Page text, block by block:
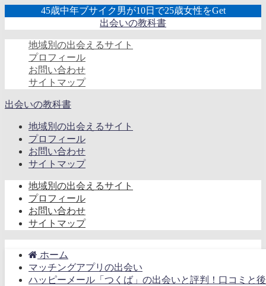
45歳中年ブサイク男が10日で25歳女性をGet
出会いの教科書
地域別の出会えるサイト
プロフィール
お問い合わせ
サイトマップ
出会いの教科書
地域別の出会えるサイト
プロフィール
お問い合わせ
サイトマップ
地域別の出会えるサイト
プロフィール
お問い合わせ
サイトマップ
ホーム
マッチングアプリの出会い
ハッピーメール「つくば」の出会いと評判！口コミと